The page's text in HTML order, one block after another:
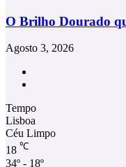
O Brilho Dourado
Agosto 3, 2026
Tempo
Lisboa
Céu Limpo
18 ℃
34º - 18º